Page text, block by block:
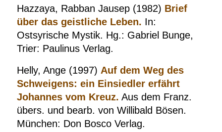
Hazzaya, Rabban Jausep (1982) Brief
über das geistliche Leben. In:
Ostsyrische Mystik. Hg.: Gabriel Bunge,
Trier: Paulinus Verlag.
Helly, Ange (1997) Auf dem Weg des
Schweigens: ein Einsiedler erfährt
Johannes vom Kreuz. Aus dem Franz.
übers. und bearb. von Willibald Bösen.
München: Don Bosco Verlag.